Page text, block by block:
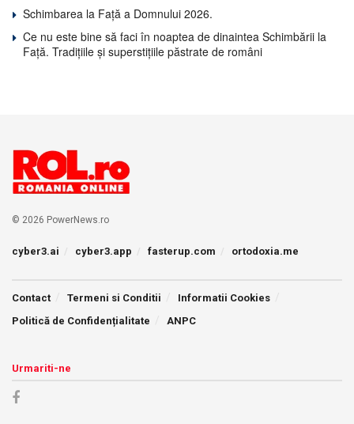
Schimbarea la Față a Domnului 2026.
Ce nu este bine să faci în noaptea de dinaintea Schimbării la
Față. Tradițiile și superstițiile păstrate de români
© 2026 PowerNews.ro
cyber3.ai cyber3.app fasterup.com ortodoxia.me
Contact Termeni si Conditii
Informatii Cookies
Politică de Confidențialitate
ANPC
Urmariti-ne